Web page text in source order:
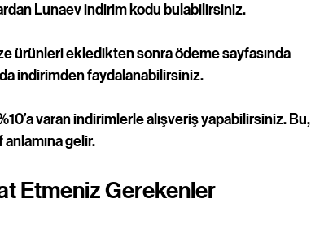
Lunaev indirim kodu bulabilirsiniz.
ürünleri ekledikten sonra ödeme sayfasında
indirimden faydalanabilirsiniz.
varan indirimlerle alışveriş yapabilirsiniz. Bu,
gelir.
Etmeniz Gerekenler